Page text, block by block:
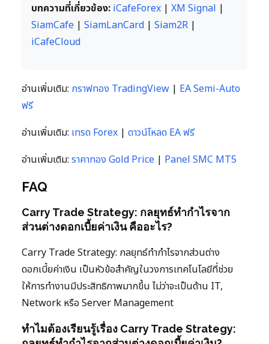
บทความที่เกี่ยวข้อง: iCafeForex | XM Signal |
SiamCafe | SiamLanCard | Siam2R |
iCafeCloud
อ่านเพิ่มเติม: กราฟทอง TradingView | EA Semi-Auto
ฟรี
อ่านเพิ่มเติม: เทรด Forex | ดาวน์โหลด EA ฟรี
อ่านเพิ่มเติม: ราคาทอง Gold Price | Panel SMC MT5
FAQ
Carry Trade Strategy: กลยุทธ์ทำกำไรจาก
ส่วนต่างดอกเบี้ยค่าเงิน คืออะไร?
Carry Trade Strategy: กลยุทธ์ทำกำไรจากส่วนต่าง
ดอกเบี้ยค่าเงิน เป็นหัวข้อสำคัญในวงการเทคโนโลยีที่ช่วย
ให้การทำงานมีประสิทธิภาพมากขึ้น ไม่ว่าจะเป็นด้าน IT,
Network หรือ Server Management
ทำไมต้องเรียนรู้เรื่อง Carry Trade Strategy: